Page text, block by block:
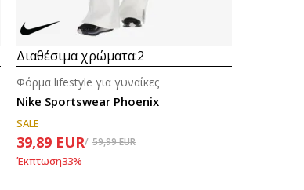
Διαθέσιμα χρώματα:2
Nike Sportswear Phoenix
Φόρμα lifestyle για γυναίκες
SALE
39,89 EUR 59,99EUR
Έκπτωση33%